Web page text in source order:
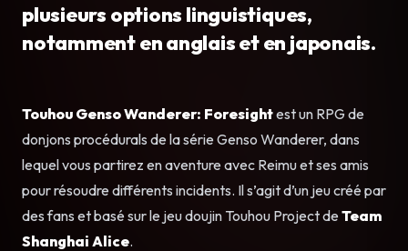
plusieurs options linguistiques,
notamment en anglais et en japonais.
Touhou Genso Wanderer: Foresightest un RPG de
donjons procédurals de la série Genso Wanderer, dans
lequel vous partirez en aventure avec Reimu et ses amis
pour résoudre différents incidents. Il s’agit d’un jeu créé par
des fans et basé sur le jeu doujin Touhou Project de Team
Shanghai Alice.